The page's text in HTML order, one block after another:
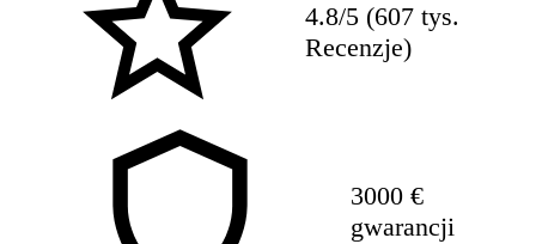
4.8/5 (607 tys.
Recenzje)
3000 €
gwarancji